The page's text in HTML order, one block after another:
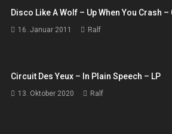
Disco Like A Wolf – Up When You Crash –
16. Januar 2011 Ralf
Circuit Des Yeux – In Plain Speech – LP
13. Oktober 2020 Ralf